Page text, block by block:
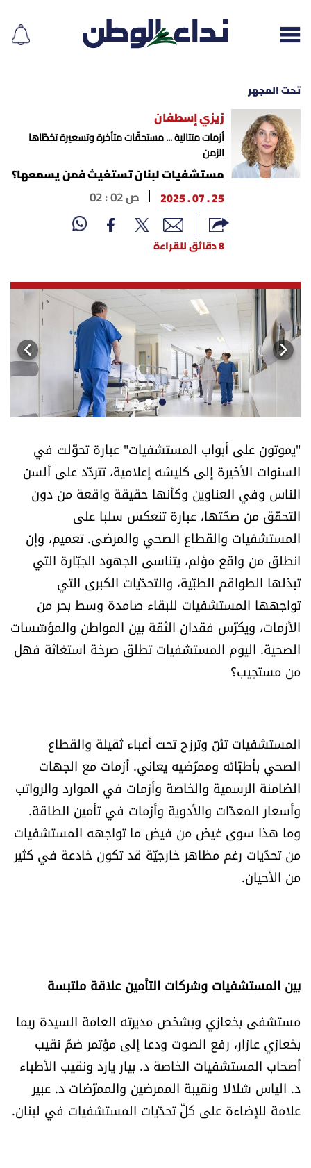
إقرأ الجريدة
لبنان
محليات
أسرار
متفرقات
نداء القرّاء
خاص الموقع
كتّابنا
تحت المجهر
آراء
اقتصاد
العالم
الصحافة الإسرائيلية
فصل من كتاب
اقرأ تضحك
كاميرا
سجالات
منوّعات
حظّك اليوم
للتاريخ
فيديو
تحت المجهر
زيزي إسطفان
أزمات متتالية ... مستحقّات متأخرة وتسعيرة تخطّاها
الزمن
مستشفيات لبنان تستغيث فمن يسمعها؟
25 . 07 . 2025
02 : 02 ص
8 دقائق للقراءة
"يموتون على أبواب المستشفيات" عبارة تحوّلت في
السنوات الأخيرة إلى كليشه إعلامية، تتردّد على ألسن
الناس وفي العناوين وكأنها حقيقة واقعة من دون
التحقّق من صحّتها، عبارة تنعكس سلبا على
المستشفيات والقطاع الصحي والمرضى. تعميم، وإن
انطلق من واقع مؤلم، يتناسى الجهود الجبّارة التي
تبذلها الطواقم الطبّية، والتحدّيات الكبرى التي
تواجهها المستشفيات للبقاء صامدة وسط بحر من
الأزمات، ويكرّس فقدان الثقة بين المواطن والمؤسّسات
الصحية. اليوم المستشفيات تطلق صرخة استغاثة فهل
من مستجيب؟
المستشفيات تئنّ وترزح تحت أعباء ثقيلة والقطاع
الصحي بأطبّائه وممرّضيه يعاني. أزمات مع الجهات
الضامنة الرسمية والخاصة وأزمات في الموارد والرواتب
وأسعار المعدّات والأدوية وأزمات في تأمين الطاقة.
وما هذا سوى غيض من فيض ما تواجهه المستشفيات
من تحدّيات رغم مظاهر خارجيّة قد تكون خادعة في كثير
من الأحيان.
بين المستشفيات وشركات التأمين علاقة ملتبسة
مستشفى بخعازي وبشخص مديرته العامة السيدة ريما
بخعازي عازار، رفع الصوت ودعا إلى مؤتمر ضمّ نقيب
أصحاب المستشفيات الخاصة د. بيار يارد ونقيب الأطباء
د. الياس شلالا ونقيبة الممرضين والممرّضات د. عبير
علامة للإضاءة على كلّ تحدّيات المستشفيات في لبنان.